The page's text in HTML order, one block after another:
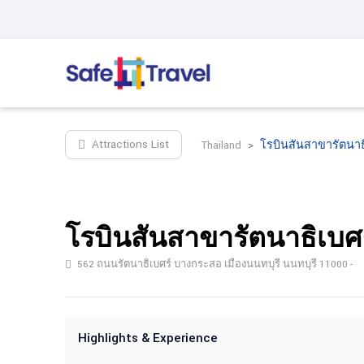
Attractions List Thailand โรบินสันสาขารัตนา
โรบินสันสาขารัตนาธิเบ
562 ถนนรัตนาธิเบศร์ บางกระสอ เมืองนนทบุรี นนทบุรี 11000 -
Highlights & Experience